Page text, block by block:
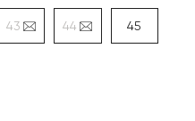
43 44 45